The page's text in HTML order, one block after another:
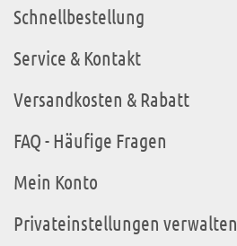
Schnellbestellung
Service & Kontakt
Versandkosten & Rabatt
FAQ - Häufige Fragen
Mein Konto
Privateinstellungen verwalten